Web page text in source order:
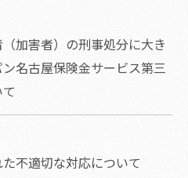
加害者）の刑事処分に大き
名古屋保険金サービス第三
不適切な対応について